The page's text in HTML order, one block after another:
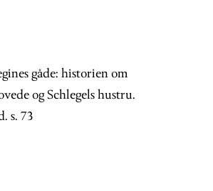
gåde: historien om
og Schlegels hustru.
s. 73